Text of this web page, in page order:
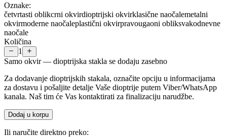
Oznake:
četvrtasti oblikcrni okvirdioptrijski okvirklasične naočalemetalni
okvirmoderne naočaleplastični okvirpravougaoni obliksvakodnevne
naočale
Količina
1
Samo okvir — dioptrijska stakla se dodaju zasebno
Za dodavanje dioptrijskih stakala, označite opciju u informacijama
za dostavu i pošaljite detalje Vaše dioptrije putem Viber/WhatsApp
kanala. Naš tim će Vas kontaktirati za finalizaciju narudžbe.
Dodaj u korpu
Ili naručite direktno preko: